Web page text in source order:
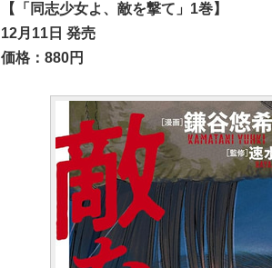
【「同志少女よ、敵を撃て」1巻】
12月11日 発売
価格：880円